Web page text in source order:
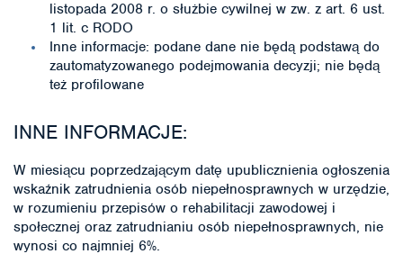
listopada 2008 r. o służbie cywilnej w zw. z art. 6 ust.
1 lit. c RODO
Inne informacje: podane dane nie będą podstawą do
zautomatyzowanego podejmowania decyzji; nie będą
też profilowane
INNE INFORMACJE:
W miesiącu poprzedzającym datę upublicznienia ogłoszenia
wskaźnik zatrudnienia osób niepełnosprawnych w urzędzie,
w rozumieniu przepisów o rehabilitacji zawodowej i
społecznej oraz zatrudnianiu osób niepełnosprawnych, nie
wynosi co najmniej 6%.